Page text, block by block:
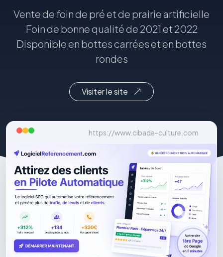
Vente de foin de pré et de prairie artificielle
Foin de bonne qualité de 2021 et 2022
Disponible en bottes carrées et en bottes
rondes
Visiter le site
https://www.cibade-culture.com